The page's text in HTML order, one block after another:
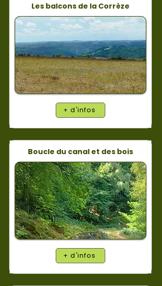
Les balcons de la Corrèze
+ d'infos
Boucle du canal et des bois
+ d'infos